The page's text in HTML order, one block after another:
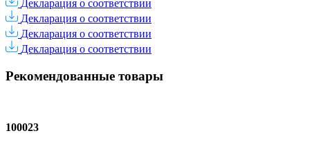
Декларация о соответствии
Декларация о соответствии
Декларация о соответствии
Декларация о соответствии
Рекомендованные товары
100023